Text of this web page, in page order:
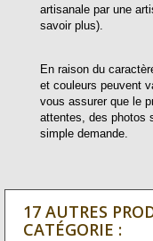
artisanale par une
savoir plus).
En raison du
et couleurs peuvent
vous assurer que le
attentes, des photos
simple demande.
17 AUTRES
CATÉGORIE :